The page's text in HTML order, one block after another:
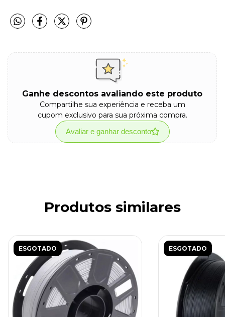
Ganhe descontos avaliando este produto
Compartilhe sua experiência e receba um
cupom exclusivo para sua próxima compra.
Avaliar e ganhar desconto
Produtos similares
ESGOTADO ESGOTADO